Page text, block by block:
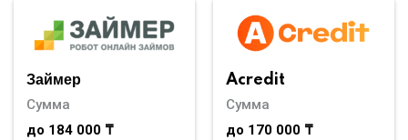
Займер
Сумма
до 184 000 ₸
Acredit
Сумма
до 170 000 ₸